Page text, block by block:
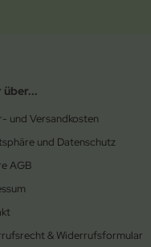
über...
und Versandkosten
und Datenschutz
AGB
& Widerrufsformular